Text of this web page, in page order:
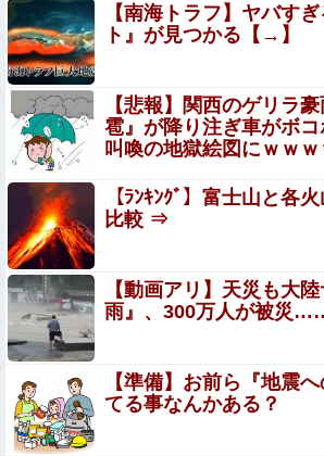
【ウマ娘】トレーナーが言いそうなこ
人で盛り上がるクラちゃん
10代美少女の ”初めての女性器脱
すぎて1000万再生される・・・
【困惑】恵俊彰さん「総理がいろんな
クーラーが…」・・・・・・・・・他
【画像あり】タイミーで行った会社に
で行った結果ｗｗｗｗｗ
【画像】はいだしょうこ（47）「こん
の…？」
『I"s〈アイズ〉』の桂正和さん、とん
ンツを描く。これもう芸術だろ
ストーカーに狙われた女子高生が悲惨
い中出しレ●プGIF画像
【南海トラフ】ヤバす
ト』が見つかる【→】
【悲報】関西のゲリラ
雹』が降り注ぎ車がボ
叫喚の地獄絵図にｗｗ
【ﾗﾝｷﾝｸﾞ】富士山と各
比較 ⇒
【動画アリ】天災も大
雨』、300万人が被災
【準備】お前ら『地震
てる事なんかある？